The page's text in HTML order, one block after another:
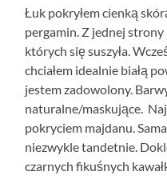
Łuk pokryłem cienką
pergamin. Z jednej strony
których się suszyła.
chciałem idealnie białą
jestem zadowolony.
naturalne/maskujące.
pokryciem majdanu.
niezwykle tandetnie.
czarnych fikuśnych